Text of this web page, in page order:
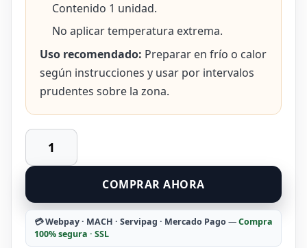
Contenido 1 unidad.
No aplicar temperatura extrema.
Uso recomendado: Preparar en frío o calor
según instrucciones y usar por intervalos
prudentes sobre la zona.
Compresa
Frío/Calor
Recovery
x
13
cm
COMPRAR AHORA
💳 Webpay · MACH · Servipag · Mercado Pago—Compra
100% segura · SSL